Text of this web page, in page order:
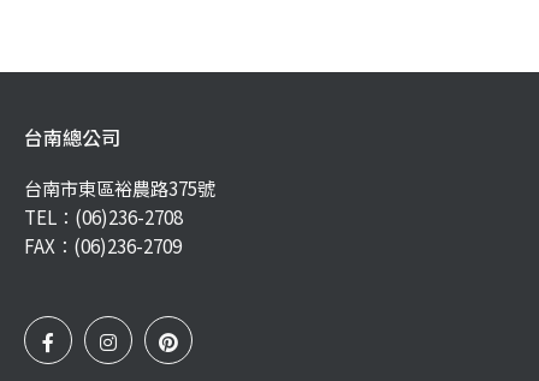
台南總公司
台南市東區裕農路375號
TEL： (06)236-2708
FAX：(06)236-2709